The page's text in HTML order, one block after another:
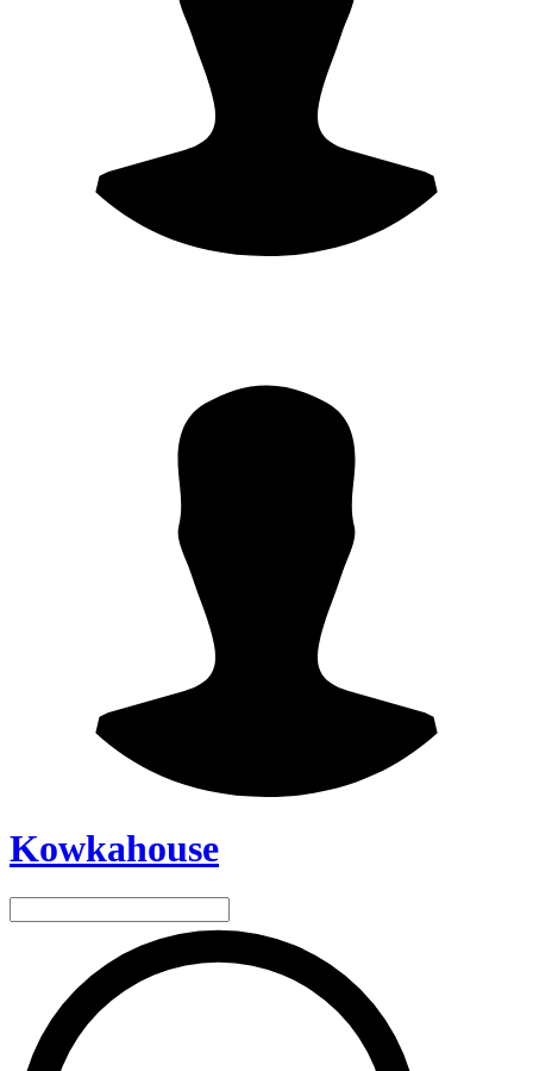
Kowkahouse